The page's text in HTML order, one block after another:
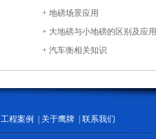
+ 地磅场景应用
+ 大地磅与小地磅的区别及应用
+ 汽车衡相关知识
工程案例 关于鹰牌| 联系我们